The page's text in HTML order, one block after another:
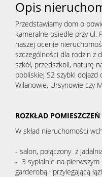
Opis
Przedstawiamy dom o
kameralne osiedle przy ul.
naszej ocenie
szczególności dla rodzin z
szkół, przedszkoli, naturę
pobliskiej S2 szybki
Wilanowie, Ursynowie czy
ROZKŁAD
W skład nieruchomości
- salon, połączony z
- 3 sypialnie na pierwszym
garderobą i przylegającą